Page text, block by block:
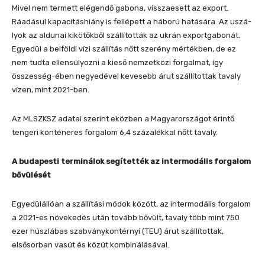
Mivel nem termett elégendő gabona, visszaesett az export.
Ráadásul kapacitáshiány is fellépett a háború hatására. Az uszá-
lyok az aldunai kikötőkből szállították az ukrán exportgabonát.
Egyedül a belföldi vízi szállítás nőtt szerény mértékben, de ez
nem tudta ellensúlyozni a kieső nemzetközi forgalmat, így
összesség-ében negyedével kevesebb árut szállítottak tavaly
vízen, mint 2021-ben.
Az MLSZKSZ adatai szerint eközben a Magyarországot érintő
tengeri konténeres forgalom 6,4 százalékkal nőtt tavaly.
A budapesti terminálok segítették az intermodális forgalom
bővülését
Egyedülállóan a szállítási módok között, az intermodális forgalom
a 2021-es növekedés után tovább bővült, tavaly több mint 750
ezer húszlábas szabványkontérnyi (TEU) árut szállítottak,
elsősorban vasút és közút kombinálásával.